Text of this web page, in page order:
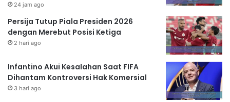
24 jam ago
Persija Tutup Piala Presiden 2026
dengan Merebut Posisi Ketiga
2 hari ago
Infantino Akui Kesalahan Saat FIFA
Dihantam Kontroversi Hak Komersial
3 hari ago